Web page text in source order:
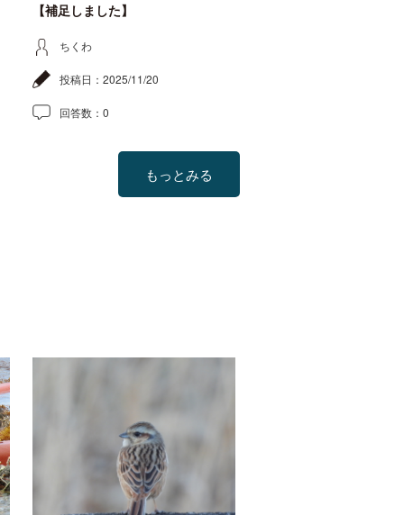
【補足しました】
ちくわ
投稿日： 2025/11/20
回答数： 0
もっとみる